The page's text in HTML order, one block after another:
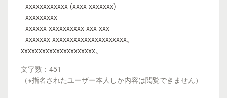
- xxxxxxxxxxxx (xxxx xxxxxxx)
- xxxxxxxxx
- xxxxxx xxxxxxxxxx xxx xxx
- xxxxxxx xxxxxxxxxxxxxxxxxxxxx。
xxxxxxxxxxxxxxxxxxxxx。
文字数：451
（※指名されたユーザー本人しか内容は閲覧できません）